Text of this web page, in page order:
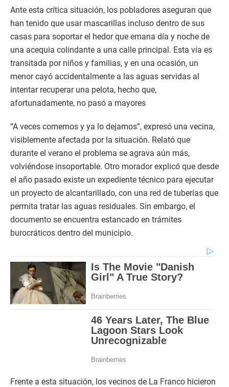
Ante esta crítica situación, los pobladores aseguran que
han tenido que usar mascarillas incluso dentro de sus
casas para soportar el hedor que emana día y noche de
una acequia colindante a una calle principal. Esta vía es
transitada por niños y familias, y en una ocasión, un
menor cayó accidentalmente a las aguas servidas al
intentar recuperar una pelota, hecho que,
afortunadamente, no pasó a mayores
“A veces comemos y ya lo dejamos”, expresó una vecina,
visiblemente afectada por la situación. Relató que
durante el verano el problema se agrava aún más,
volviéndose insoportable. Otro morador explicó que desde
el año pasado existe un expediente técnico para ejecutar
un proyecto de alcantarillado, con una red de tuberías que
permita tratar las aguas residuales. Sin embargo, el
documento se encuentra estancado en trámites
burocráticos dentro del municipio.
Frente a esta situación, los vecinos de La Franco hicieron